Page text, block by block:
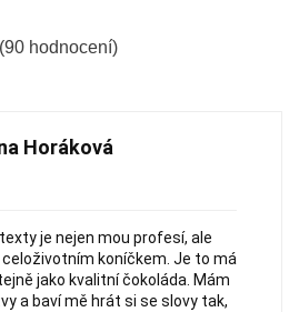
hodnocení)
Horáková
je nejen mou profesí, ale
koníčkem. Je to má
jako kvalitní čokoláda. Mám
a baví mě hrát si se slovy tak,